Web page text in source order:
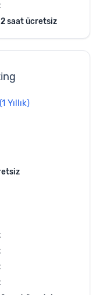
2 saat ücretsiz
(1 Yıllık)